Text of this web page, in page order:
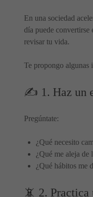
En una sociedad
día puede convertirse
revisar tu vida.
Te propongo algunas
✍️ 1. Haz un
Pregúntate:
¿Qué necesito
¿Qué me aleja de
¿Qué hábitos me
📵 2.